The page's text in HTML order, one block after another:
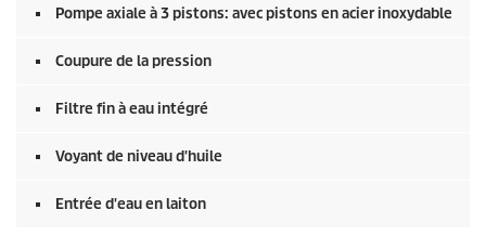
Pompe axiale à 3 pistons: avec pistons en acier inoxydable
Coupure de la pression
Filtre fin à eau intégré
Voyant de niveau d'huile
Entrée d'eau en laiton